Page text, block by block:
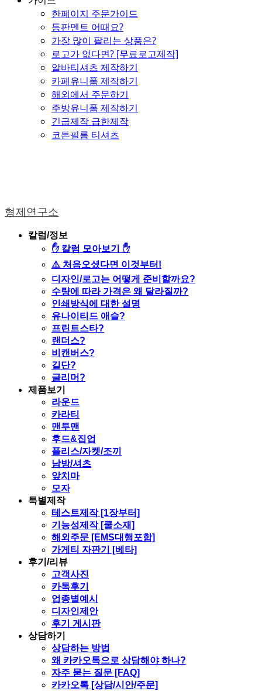
한페이지 주문가이드
등판멘트 어때요?
가장 많이 팔리는 상품은?
로고가 없다면? [무료로고제작]
알바티셔츠 제작하기
카페유니폼 제작하기
해외에서 주문하기
주방유니폼 제작하기
긴급제작 급한제작
코튼필름 티셔츠
형제연구소
칼럼/정보
✋ 칼럼 모아보기 ✋
⚠️ 처음오셨다면 이것부터!
디자인/로고는 어떻게 준비할까요?
수량에 따라 가격은 왜 달라질까?
인쇄방식에 대한 설명
유나이티드 애슬?
프린트스타?
랜더스?
비캔버스?
길단?
글리머?
제품보기
라운드
카라티
맨투맨
후드&집업
플리스/자켓/조끼
남방/셔츠
앞치마
모자
특별제작
테스트제작 [1장부터]
기능성제작 [쿨소재]
해외주문 [EMS대행포함]
가게티 자판기 [베타]
후기/리뷰
고객사진
카톡후기
업종별예시
디자인제안
후기 게시판
상담하기
상담하는 방법
왜 카카오톡으로 상담해야 하나?
자주 묻는 질문 [FAQ]
카카오톡 [상담/시안/주문]